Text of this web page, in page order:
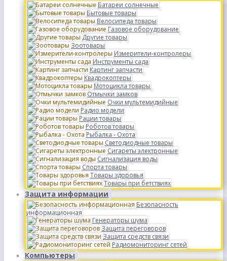
Батареи солнечные
Бытовые товары
Велосипеда товары
Газовое оборудование
Другие товары
Зоотовары
Измерители-контролеры
Инструменты сада
Картинг запчасти
Квадрокоптеры
Мотоцикла товары
Отмычки замков
Очки мультемидийные
Радио модели
Рации товары
Роботов товары
Рыбалка - Охота
Светодиодные товары
Сигареты электронные
Сигнализация воды
Спорта товары
Товары здоровья
Товары при бетствиях
Защита информации
Безопасность
информационная
Генераторы шума
Защита переговоров
Защита средств связи
Радиомониторинг сетей
Компьютеры